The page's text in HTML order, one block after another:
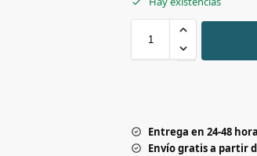
+
-
Entrega en 24-48
Envío gratis a partir